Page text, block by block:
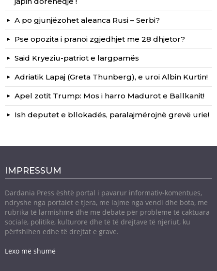
A po gjunjëzohet aleanca Rusi – Serbi?
Pse opozita i pranoi zgjedhjet me 28 dhjetor?
Said Kryeziu-patriot e largpamës
Adriatik Lapaj (Greta Thunberg), e uroi Albin Kurtin!
Apel zotit Trump: Mos i harro Madurot e Ballkanit!
Ish deputet e bllokadës, paralajmërojnë grevë urie!
IMPRESSUM
Dardania Press është portal i pavarur informativ-komentues,
ndryshe nga portalet e tjera, me lajme nga vendi dhe bota, me
rubrika të larmishme dhe me debate për probleme të caktuara
sociale, politike, kulturore dhe të të drejtave të njeriut, ku
përfshihen edhe të drejtat e grave.
Lexo më shumë